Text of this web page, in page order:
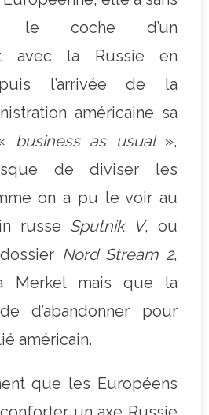
le coche d’un
avec la Russie en
l’arrivée de la
américaine sa
business as usual»,
de diviser les
on a pu le voir au
russe Sputnik V, ou
Nord Stream 2,
Merkel mais que la
d’abandonner pour
américain.
que les Européens